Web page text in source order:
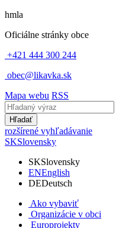
hmla
Oficiálne stránky obce
+421 444 300 244
obec@likavka.sk
Mapa webu RSS
Hľadať
rozšírené vyhľadávanie
SKSlovensky
SKSlovensky
ENEnglish
DEDeutsch
Ako vybaviť
Organizácie v obci
Europrojekty